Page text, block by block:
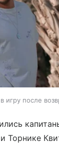
игру после
Торнике